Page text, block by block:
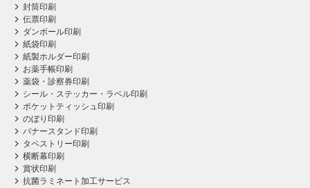
封筒印刷
伝票印刷
ダンボール印刷
紙袋印刷
紙製ホルダー印刷
お薬手帳印刷
薬袋・診察券印刷
シール・ステッカー・ラベル印刷
ポケットティッシュ印刷
のぼり印刷
バナースタンド印刷
タペストリー印刷
横断幕印刷
賞状印刷
抗菌ラミネート加工サービス